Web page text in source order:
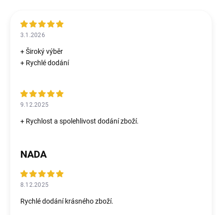
3.1.2026
+ Široký výběr
+ Rychlé dodání
9.12.2025
+ Rychlost a spolehlivost dodání zboží.
NADA
8.12.2025
Rychlé dodání krásného zboží.